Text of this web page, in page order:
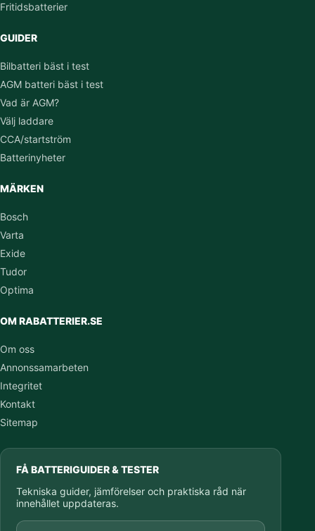
Fritidsbatterier
GUIDER
Bilbatteri bäst i test
AGM batteri bäst i test
Vad är AGM?
Välj laddare
CCA/startström
Batterinyheter
MÄRKEN
Bosch
Varta
Exide
Tudor
Optima
OM RABATTERIER.SE
Om oss
Annonssamarbeten
Integritet
Kontakt
Sitemap
FÅ BATTERIGUIDER & TESTER
Tekniska guider, jämförelser och praktiska råd när
innehållet uppdateras.
E-postadress